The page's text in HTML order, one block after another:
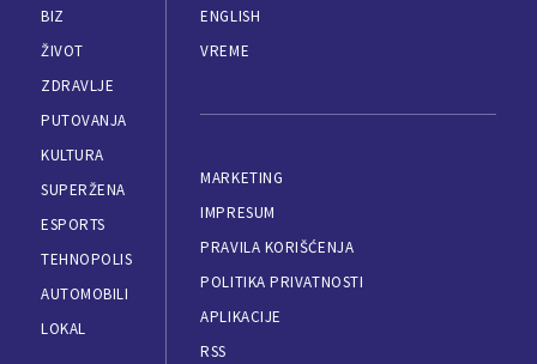
BIZ
ŽIVOT
ZDRAVLJE
PUTOVANJA
KULTURA
SUPERŽENA
ESPORTS
TEHNOPOLIS
AUTOMOBILI
LOKAL
ENGLISH
VREME
MARKETING
IMPRESUM
PRAVILA KORIŠĆENJA
POLITIKA PRIVATNOSTI
APLIKACIJE
RSS